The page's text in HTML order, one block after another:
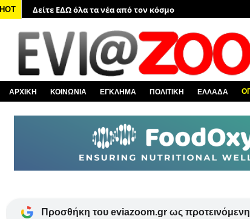
HOT
Δείτε ΕΔΩ όλα τα νέα από τον κόσμο
Δείτε ΕΔΩ όλα τα νέα για την Χαλκίδα και όλη την Εύβοια
Δείτε ΕΔΩ όλες τις ειδήσεις από την Ελλάδα
Δείτε ΕΔΩ όλα τα πολιτικά νέα
Δείτε ΕΔΩ τις αποκαλύψεις του EviaZoom.gr
Δείτε ΕΔΩ όλα τα αστυνομικά νέα
ΑΡΧΙΚΗ ΚΟΙΝΩΝΙΑ ΕΓΚΛΗΜΑ ΠΟΛΙΤΙΚΗ ΕΛΛΑΔΑ
Προσθήκη του eviazoom.gr ως